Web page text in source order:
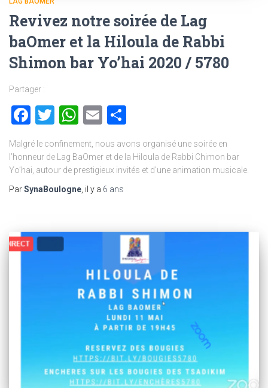
Revivez notre soirée de Lag
baOmer et la Hiloula de Rabbi
Shimon bar Yo’hai 2020 / 5780
Partager :
Facebook
Twitter
WhatsApp
Email
Malgré le confinement, nous avons organisé une soirée en
l’honneur de Lag BaOmer et de la Hiloula de Rabbi Chimon bar
Yo’hai, autour de prestigieux invités et d’une animation musicale.
ParSynaBoulogne , il y a 6 ans